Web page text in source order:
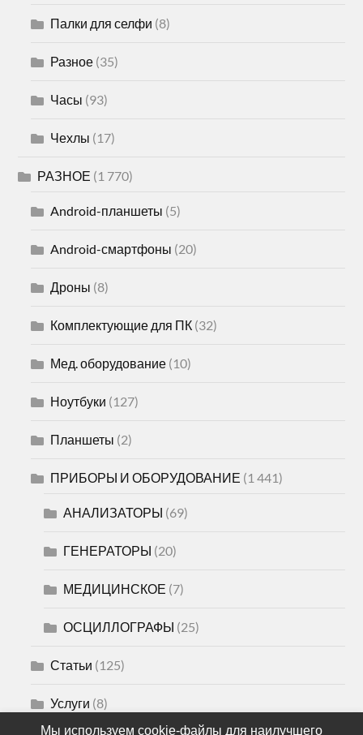
Палки для селфи (8)
Разное (35)
Часы (93)
Чехлы (17)
РАЗНОЕ (1 770)
Android-планшеты (5)
Android-смартфоны (20)
Дроны (8)
Комплектующие для ПК (32)
Мед. оборудование (10)
Ноутбуки (127)
Планшеты (2)
ПРИБОРЫ И ОБОРУДОВАНИЕ (1 441)
АНАЛИЗАТОРЫ (69)
ГЕНЕРАТОРЫ (20)
МЕДИЦИНСКОЕ (7)
ОСЦИЛЛОГРАФЫ (25)
Статьи (125)
Услуги (8)
Мы используем cookie-файлы для наилучшего